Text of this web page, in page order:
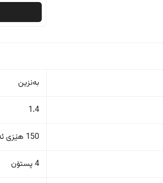
بەنزین
1.4
150 هێزی ئەسپ
4 پستۆن